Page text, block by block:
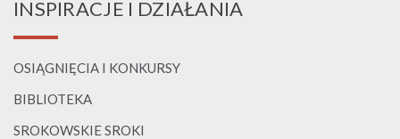
INSPIRACJE I DZIAŁANIA
OSIĄGNIĘCIA I KONKURSY
BIBLIOTEKA
SROKOWSKIE SROKI